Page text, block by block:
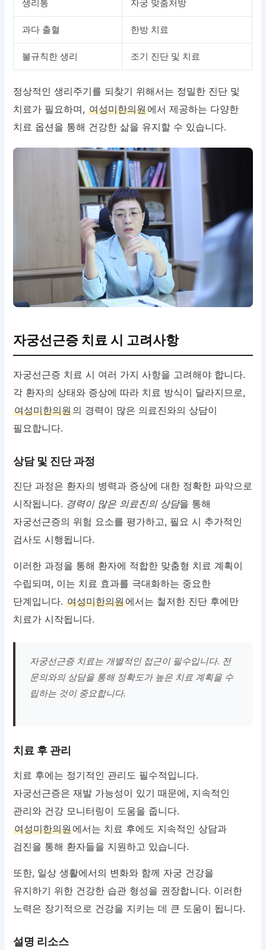
생리통 자궁 맞춤처방
과다 출혈 한방 치료
불규칙한 생리 조기 진단 및 치료
정상적인 생리주기를 되찾기 위해서는 정밀한 진단 및
치료가 필요하며,여성미한의원에서 제공하는 다양한
치료 옵션을 통해 건강한 삶을 유지할 수 있습니다.
자궁선근증 치료 시 고려사항
자궁선근증 치료 시 여러 가지 사항을 고려해야 합니다.
각 환자의 상태와 증상에 따라 치료 방식이 달라지므로,
여성미한의원의 경력이 많은 의료진와의 상담이
필요합니다.
상담 및 진단 과정
진단 과정은 환자의 병력과 증상에 대한 정확한 파악으로
시작됩니다. 경력이 많은 의료진의 상담을 통해
자궁선근증의 위험 요소를 평가하고, 필요 시 추가적인
검사도 시행됩니다.
이러한 과정을 통해 환자에 적합한 맞춤형 치료 계획이
수립되며, 이는 치료 효과를 극대화하는 중요한
단계입니다.여성미한의원에서는 철저한 진단 후에만
치료가 시작됩니다.
자궁선근증 치료는 개별적인 접근이 필수입니다. 전
문의와의 상담을 통해 정확도가 높은 치료 계획을 수
립하는 것이 중요합니다.
치료 후 관리
치료 후에는 정기적인 관리도 필수적입니다.
자궁선근증은 재발 가능성이 있기 때문에, 지속적인
관리와 건강 모니터링이 도움을 줍니다.
여성미한의원에서는 치료 후에도 지속적인 상담과
검진을 통해 환자들을 지원하고 있습니다.
또한, 일상 생활에서의 변화와 함께 자궁 건강을
유지하기 위한 건강한 습관 형성을 권장합니다. 이러한
노력은 장기적으로 건강을 지키는 데 큰 도움이 됩니다.
설명 리소스